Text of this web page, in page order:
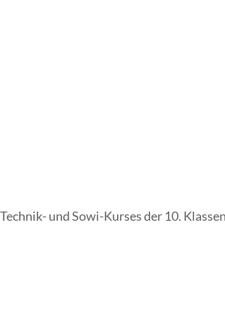
und Sowi-Kurses der 10.